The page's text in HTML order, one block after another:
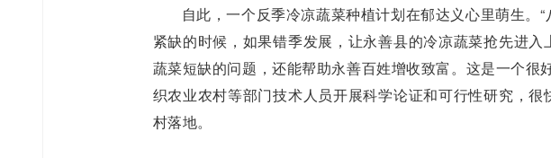
自此，一个反季冷凉蔬菜种植计划在郁达义心里萌生。
紧缺的时候，如果错季发展，让永善县的冷凉蔬菜抢先进
蔬菜短缺的问题，还能帮助永善百姓增收致富。这是一个很
织农业农村等部门技术人员开展科学论证和可行性研究，
村落地。